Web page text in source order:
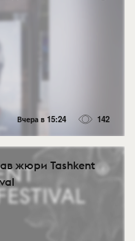
Вчера в 15:24 142
жюри Tashkent